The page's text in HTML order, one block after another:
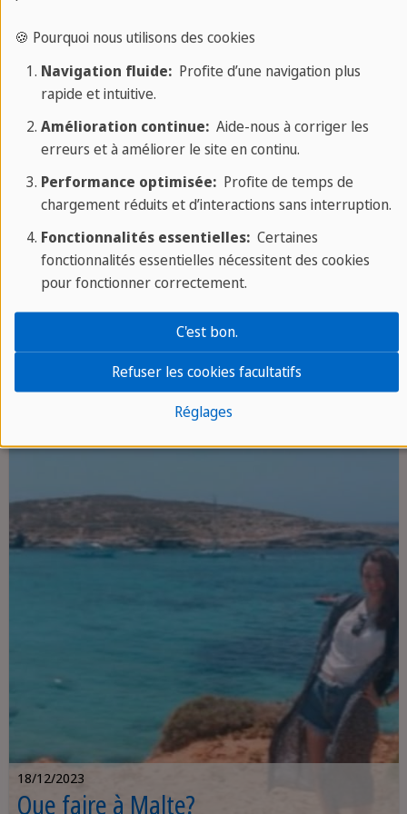
clubs ou que vous préfériez un
vous seul pouvez décider ! Cependant,
donner un coup de main en vous
endroits où séjourner à Malte : lisez la
suite pour découvrir les meilleurs endroits
où séjourner sur l'île.
20/12/2023
Découvrir Malte en Janvier
Malte, une petite île en plein cœur de la
Méditerranée, est une destination de
choix à tout moment de l'année. Même en
janvier, lorsque l'hiver s'installe sur
climat doux, une richesse culturelle
inestimable, une cuisine délicieuse et une
multitude d'activités pour les voyageurs.
Dans cet article, nous explorerons ce que
vous pouvez faire à Malte en janvier pour
18/12/2023
Que faire à Malte?
🍪 Pourquoi nous utilisons des cookies
Navigation fluide:Profite d’une navigation plus
rapide et intuitive.
Amélioration continue:Aide-nous à corriger les
erreurs et à améliorer le site en continu.
Performance optimisée:Profite de temps de
chargement réduits et d’interactions sans interruption.
Fonctionnalités essentielles:Certaines
fonctionnalités essentielles nécessitent des cookies
pour fonctionner correctement.
Réglages
Refuser les cookies facultatifs
C'est bon.